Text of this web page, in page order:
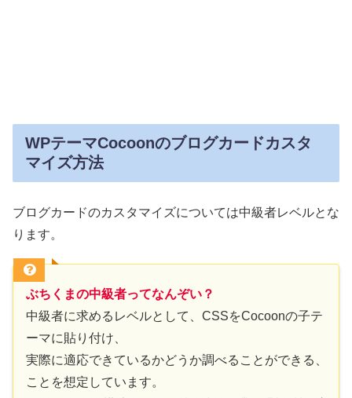
WPテーマCocoonのブログカードカスタ
マイズ方法
ブログカードのカスタマイズについては中級者レベルとな
ります。
ぶちくまの中級者ってなんぞい？
中級者に求めるレベルとして、CSSをCocoonの子テ
ーマに貼り付け、
実際に適応できているかどうか調べることができる、
ことを想定しています。